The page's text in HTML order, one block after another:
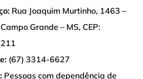
Rua Joaquim Murtinho, 1463 –
Grande – MS, CEP:
(67) 3314-6627
Pessoas com dependência de